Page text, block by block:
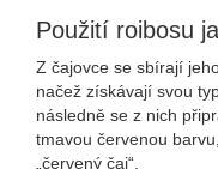
Použití roibosu
Z čajovce se sbírají
načež získávají svou
následně se z nich
tmavou červenou
„červený čaj“.